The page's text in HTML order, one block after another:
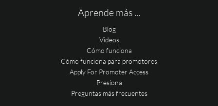
Aprende más ...
Blog
Videos
Cómo funciona
Cómo funciona para promotores
Apply For Promoter Access
Presiona
Preguntas más frecuentes